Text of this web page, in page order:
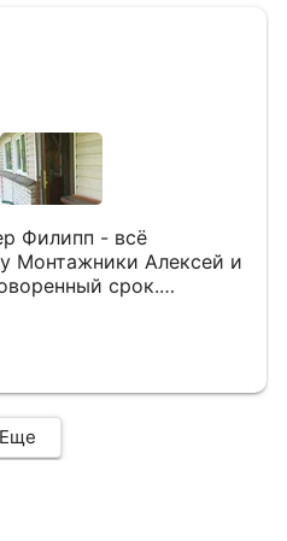
Филипп - всё
Монтажники Алексей и
срок.
дверь и установили
Быстро и качественно
большое спасибо
Еще